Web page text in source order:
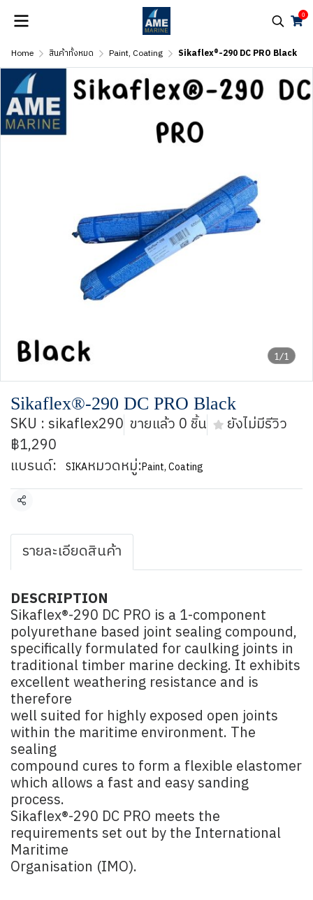
0
Home สินค้าทั้งหมด Paint, Coating Sikaflex®-290 DC PRO Black
1/1
Sikaflex®-290 DC PRO Black
SKU : sikaflex290 ขายแล้ว 0 ชิ้น
ยังไม่มีรีวิว
฿1,290
แบรนด์:
SIKAหมวดหมู่:Paint, Coating
แชร์
รายละเอียดสินค้า
DESCRIPTION
Sikaflex®-290 DC PRO is a 1-component
polyurethane based joint sealing compound,
specifically formulated for caulking joints in
traditional timber marine decking. It exhibits
excellent weathering resistance and is
therefore
well suited for highly exposed open joints
within the maritime environment. The
sealing
compound cures to form a flexible elastomer
which allows a fast and easy sanding
process.
Sikaflex®-290 DC PRO meets the
requirements set out by the International
Maritime
Organisation (IMO).